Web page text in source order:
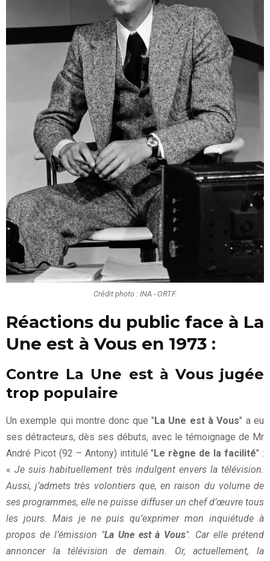
Crédit photo : INA - ORTF.
Réactions du public face à La
Une est à Vous en 1973 :
Contre La Une est à Vous jugée
trop populaire
Un exemple qui montre donc que " La Une est à Vous" a eu
ses détracteurs, dès ses débuts, avec le témoignage de Mr
André Picot (92 – Antony) intitulé " Le règne de la facilité" :
«Je suis habituellement très indulgent envers la télévision.
Aussi, j’admets très volontiers que, en raison du volume de
ses programmes, elle ne puisse diffuser un chef d’œuvre tous
les jours. Mais je ne puis qu’exprimer mon inquiétude à
propos de l’émission "La Une est à Vous". Car elle prétend
annoncer la télévision de demain. Or, actuellement, la